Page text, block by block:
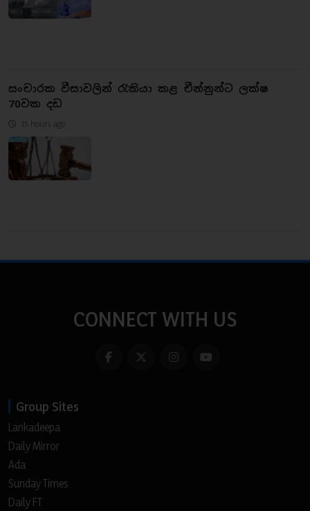
සංචාරක වීසාවලින් රැකියා කළ චීන්නුන්ට ලක්ෂ
70වක දඩ
15 hours ago
CONNECT WITH US
Group Sites
Lankadeepa
Daily Mirror
Ada
Sunday Times
Daily FT